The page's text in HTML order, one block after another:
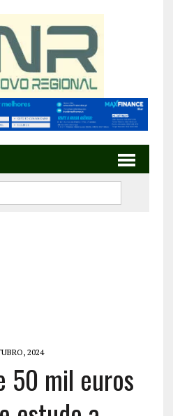
2024
50 mil euros